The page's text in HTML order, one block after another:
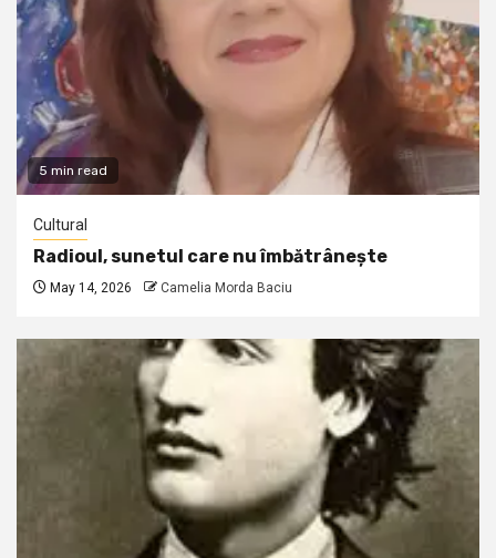
5 min read
Cultural
Radioul, sunetul care nu îmbătrânește
May 14, 2026 Camelia Morda Baciu